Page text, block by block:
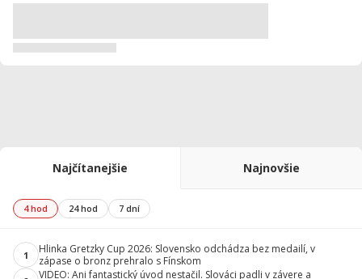
Najčítanejšie Najnovšie
4 hod 24 hod 7 dní
1
Hlinka Gretzky Cup 2026: Slovensko odchádza bez medailí, v
zápase o bronz prehralo s Fínskom
VIDEO: Ani fantastický úvod nestačil. Slováci padli v závere a